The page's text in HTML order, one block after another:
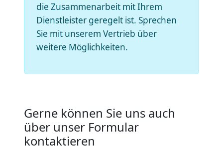
die Zusammenarbeit mit Ihrem
Dienstleister geregelt ist. Sprechen
Sie mit unserem Vertrieb über
weitere Möglichkeiten.
Gerne können Sie uns auch
über unser Formular
kontaktieren